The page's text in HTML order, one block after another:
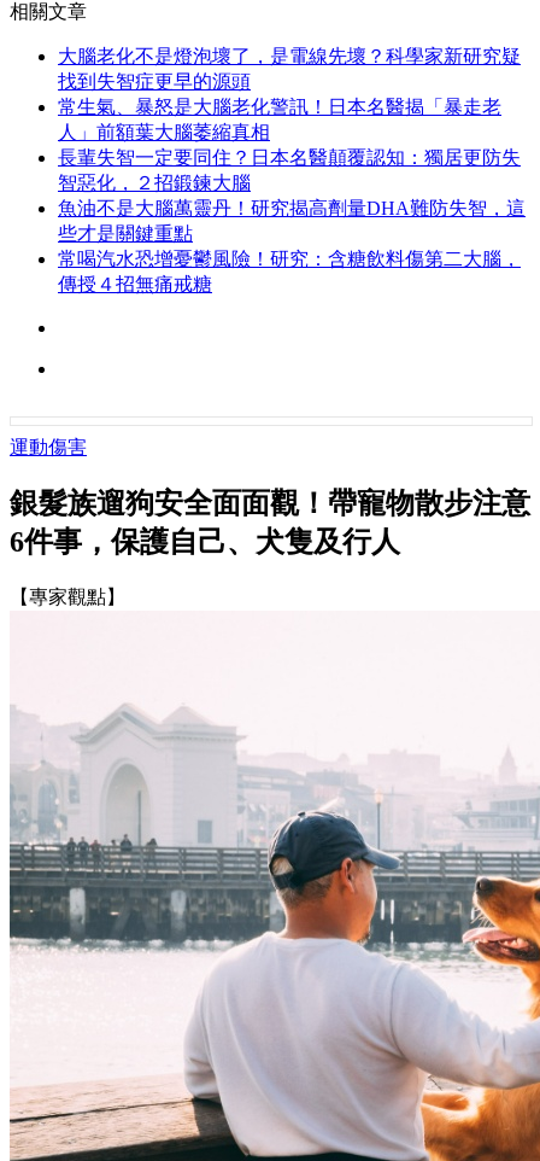
相關文章
大腦老化不是燈泡壞了，是電線先壞？科學家新研究疑
找到失智症更早的源頭
常生氣、暴怒是大腦老化警訊！日本名醫揭「暴走老
人」前額葉大腦萎縮真相
長輩失智一定要同住？日本名醫顛覆認知：獨居更防失
智惡化，２招鍛鍊大腦
魚油不是大腦萬靈丹！研究揭高劑量DHA難防失智，這
些才是關鍵重點
常喝汽水恐增憂鬱風險！研究：含糖飲料傷第二大腦，
傳授４招無痛戒糖
運動傷害
銀髮族遛狗安全面面觀！帶寵物散步注意
6件事，保護自己、犬隻及行人
【專家觀點】